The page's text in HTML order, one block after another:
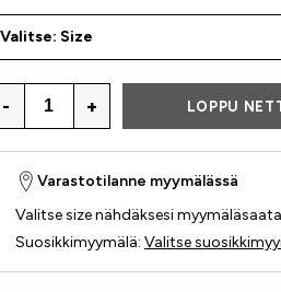
Valitse: Size
- + LOPPU
Varastotilanne myymälässä
Valitse size nähdäksesi
Suosikkimyymälä: Valitse